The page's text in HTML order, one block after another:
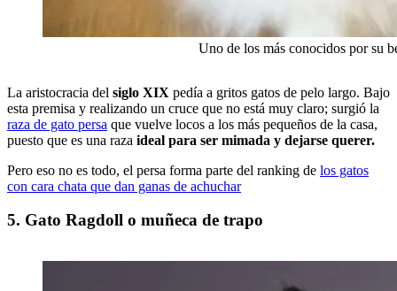
Uno de los más conocidos por su
La aristocracia del siglo XIX pedía a gritos gatos de pelo largo. Bajo
esta premisa y realizando un cruce que no está muy claro; surgió la
raza de gato persa que vuelve locos a los más pequeños de la casa,
puesto que es una raza ideal para ser mimada y dejarse querer.
Pero eso no es todo, el persa forma parte del ranking de los gatos
con cara chata que dan ganas de achuchar
5. Gato Ragdoll o muñeca de trapo